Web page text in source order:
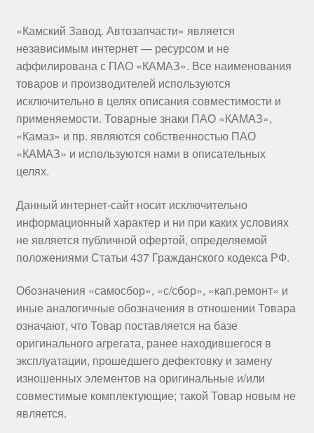
«Камский Завод. Автозапчасти» является
независимым интернет — ресурсом и не
аффилирована с ПАО «КАМАЗ». Все наименования
товаров и производителей используются
исключительно в целях описания совместимости и
применяемости. Товарные знаки ПАО «КАМАЗ»,
«Камаз» и пр. являются собственностью ПАО
«КАМАЗ» и используются нами в описательных
целях.
Данный интернет-сайт носит исключительно
информационный характер и ни при каких условиях
не является публичной офертой, определяемой
положениями Статьи 437 Гражданского кодекса РФ.
Обозначения «самосбор», «с/сбор», «кап.ремонт» и
иные аналогичные обозначения в отношении Товара
означают, что Товар поставляется на базе
оригинального агрегата, ранее находившегося в
эксплуатации, прошедшего дефектовку и замену
изношенных элементов на оригинальные и/или
совместимые комплектующие; такой Товар новым не
является.